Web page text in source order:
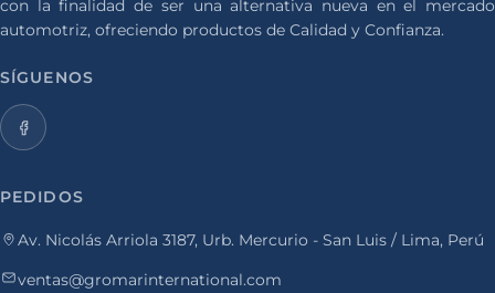
con la finalidad de ser una alternativa nueva en el mercado
automotriz, ofreciendo productos de Calidad y Confianza.
SÍGUENOS
PEDIDOS
Av. Nicolás Arriola 3187, Urb. Mercurio - San Luis / Lima, Perú
ventas@gromarinternational.com